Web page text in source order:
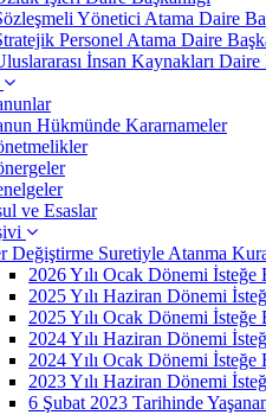
Yönetici Atama Daire
Personel Atama Daire
İnsan Kaynakları Daire
Hükmünde Kararnameler
ve Esaslar
Değiştirme Suretiyle Atanma
2026 Yılı Ocak Dönemi İsteğe
2025 Yılı Haziran Dönemi
2025 Yılı Ocak Dönemi İsteğe
2024 Yılı Haziran Dönemi
2024 Yılı Ocak Dönemi İsteğe
2023 Yılı Haziran Dönemi
6 Şubat 2023 Tarihinde